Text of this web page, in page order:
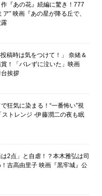
『あの花』続編に驚き！777
” 映画『あの星が降る丘で、
稿時は気をつけて！」 奈緒＆
！「バレずに泣いた」映画
台挨拶
狂気に染まる！“一番怖い”視
トレンジ -伊藤潤二の夜も眠
2点」と自虐！？本木雅弘は司
吉高由里子 映画『黒牢城』公